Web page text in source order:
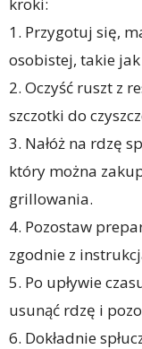
1. Przygotuj się,
osobistej, takie
2. Oczyść ruszt z
szczotki do
3. Nałóż na rdzę
który można
grillowania.
4. Pozostaw
zgodnie z
5. Po upływie
usunąć rdzę i
6. Dokładnie